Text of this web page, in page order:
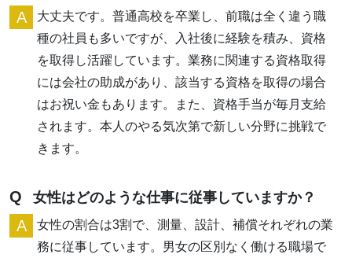
A
大丈夫です。普通高校を卒業し、前職は全く違う職
種の社員も多いですが、入社後に経験を積み、資格
を取得し活躍しています。業務に関連する資格取得
には会社の助成があり、該当する資格を取得の場合
はお祝い金もあります。また、資格手当が毎月支給
されます。本人のやる気次第で新しい分野に挑戦で
きます。
Q 女性はどのような仕事に従事していますか？
A
女性の割合は3割で、測量、設計、補償それぞれの業
務に従事しています。男女の区別なく働ける職場で